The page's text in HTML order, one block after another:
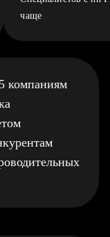
чаще
компаниям